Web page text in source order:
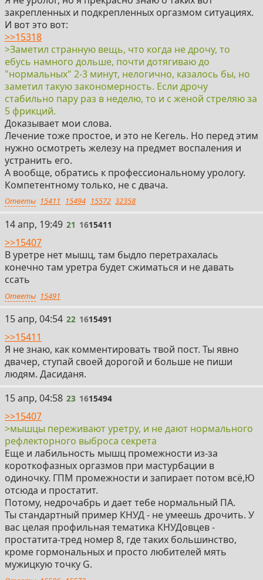
закрепленных и подкрепленных оргазмом ситуациях.
И вот это вот:
>>15318
>Заметил странную вещь, что когда не дрочу, то
ебусь намного дольше, почти дотягиваю до
"нормальных" 2-3 минут, нелогично, казалось бы, но
заметил такую закономерность. Если дрочу
стабильно пару раз в неделю, то и с женой стреляю за
5 фрикций.
Доказывает мои слова.
Лечение тоже простое, и это не Кегель. Но перед этим
нужно осмотреть железу на предмет воспаления и
устранить его.
А вообще, обратись к профессиональному урологу.
Компетентному только, не с двача.
Ответы 15411 15494 15572 32358
21
14 апр, 19:49 21 1615411
>>15407
В уретре нет мышц, там быдло перетрахалась
конечно там уретра будет сжиматься и не давать
ссать
Ответы 15491
22
15 апр, 04:54 22 1615491
>>15411
Я не знаю, как комментировать твой пост. Ты явно
двачер, ступай своей дорогой и больше не пиши
людям. Дасиданя.
23
15 апр, 04:58 23 1615494
>>15407
>мышцы переживают уретру, и не дают нормального
рефлекторного выброса секрета
Еще и лабильность мышц промежности из-за
короткофазных оргазмов при мастурбации в
одиночку. ГПМ промежности и запирает потом всё,Ю
отсюда и простатит.
Потому, недрочабрь и дает тебе нормальный ПА.
Ты стандартный пример КНУД - не умеешь дрочить. У
вас целая профильная тематика КНУДовцев -
простатита-тред номер 8, где таких большинство,
кроме гормональных и просто любителей мять
мужицкую точку G.